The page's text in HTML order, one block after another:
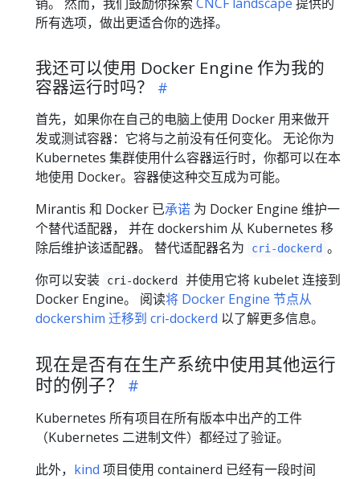
所有选项，做出更适合你的选择。
我还可以使用 Docker Engine 作为我的
容器运行时吗？
首先，如果你在自己的电脑上使用 Docker 用来做开
发或测试容器：它将与之前没有任何变化。 无论你为
Kubernetes 集群使用什么容器运行时，你都可以在本
地使用 Docker。容器使这种交互成为可能。
Mirantis 和 Docker 已承诺 为 Docker Engine 维护一
个替代适配器， 并在 dockershim 从 Kubernetes 移
除后维护该适配器。 替代适配器名为
cri-dockerd 。
你可以安装
cri-dockerd
并使用它将 kubelet 连接到
Docker Engine。 阅读将 Docker Engine 节点从
dockershim 迁移到 cri-dockerd 以了解更多信息。
现在是否有在生产系统中使用其他运行
时的例子？
Kubernetes 所有项目在所有版本中出产的工件
（Kubernetes 二进制文件）都经过了验证。
此外， kind 项目使用 containerd 已经有一段时间